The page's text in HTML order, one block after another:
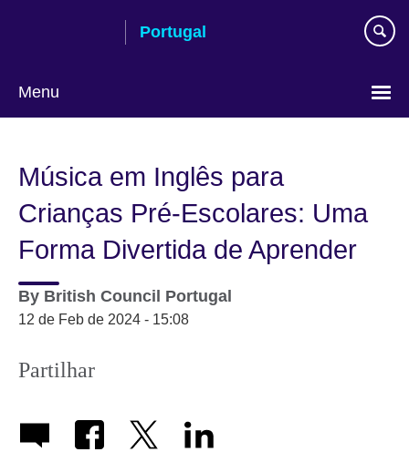
Portugal
Menu
língua
Música em Inglês para
Crianças Pré-Escolares: Uma
Forma Divertida de Aprender
By British Council Portugal
12 de Feb de 2024 - 15:08
Partilhar